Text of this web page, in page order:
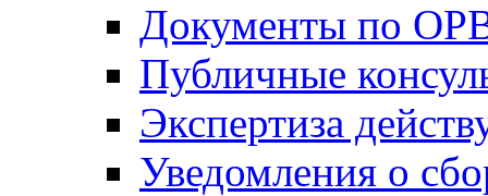
Документы по
Публичные
Экспертиза
Уведомления о